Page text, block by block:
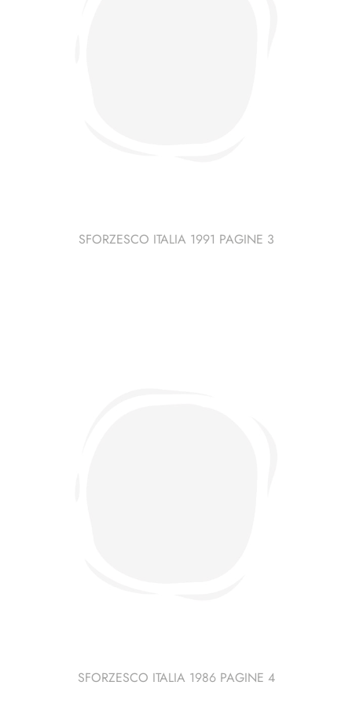
SFORZESCO ITALIA 1991 PAGINE 3
SFORZESCO ITALIA 1986 PAGINE 4